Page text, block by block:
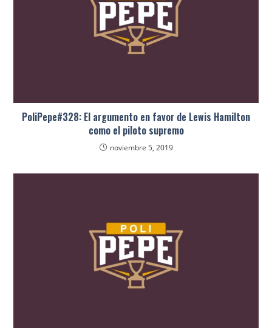
PoliPepe#328: El argumento en favor de Lewis Hamilton
como el piloto supremo
noviembre 5, 2019